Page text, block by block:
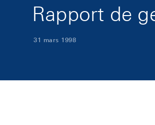
Rapport de
31 mars 1998